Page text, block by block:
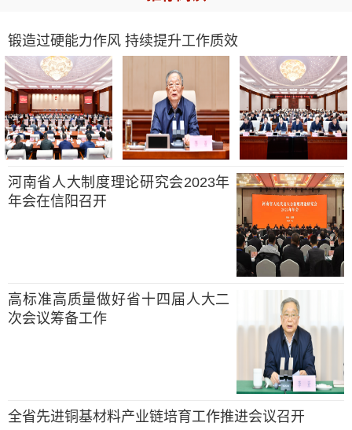
锻造过硬能力作风 持续提升工作质效
河南省人大制度理论研究会2023年
年会在信阳召开
高标准高质量做好省十四届人大二
次会议筹备工作
全省先进铜基材料产业链培育工作推进会议召开